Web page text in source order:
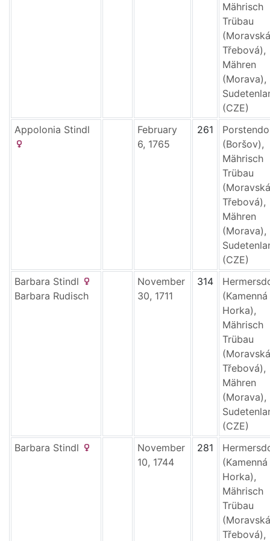
Mährisch
Trübau
(Moravská
Třebová),
Mähren
(Morava),
(CZE)
Appolonia Stindl
February
6, 1765
261
(Boršov),
Mährisch
Trübau
(Moravská
Třebová),
Mähren
(Morava),
(CZE)
Barbara Stindl
Barbara Rudisch
November
30, 1711
314
(Kamenná
Horka),
Mährisch
Trübau
(Moravská
Třebová),
Mähren
(Morava),
(CZE)
Barbara Stindl
November
10, 1744
281
(Kamenná
Horka),
Mährisch
Trübau
(Moravská
Třebová),